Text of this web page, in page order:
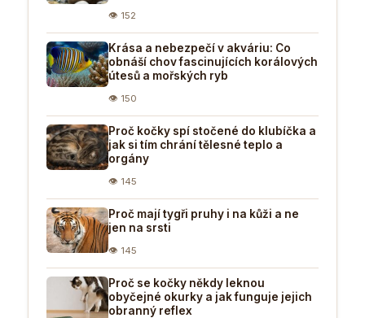
👁 152
Krása a nebezpečí v akváriu: Co
obnáší chov fascinujících korálových
útesů a mořských ryb
👁 150
Proč kočky spí stočené do klubíčka a
jak si tím chrání tělesné teplo a
orgány
👁 145
Proč mají tygři pruhy i na kůži a ne
jen na srsti
👁 145
Proč se kočky někdy leknou
obyčejné okurky a jak funguje jejich
obranný reflex